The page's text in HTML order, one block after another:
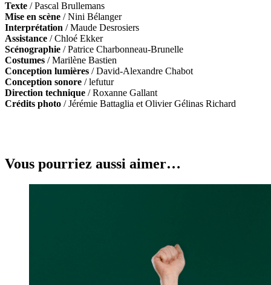
Texte / Pascal Brullemans
Mise en scène / Nini Bélanger
Interprétation / Maude Desrosiers
Assistance / Chloé Ekker
Scénographie / Patrice Charbonneau-Brunelle
Costumes / Marilène Bastien
Conception lumières / David-Alexandre Chabot
Conception sonore / lefutur
Direction technique / Roxanne Gallant
Crédits photo / Jérémie Battaglia et Olivier Gélinas Richard
Vous pourriez aussi aimer…